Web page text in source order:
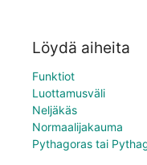
Löydä aiheita
Funktiot
Luottamusväli
Neljäkäs
Normaalijakauma
Pythagoras tai